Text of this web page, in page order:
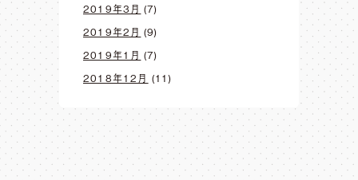
2019年3月 (7)
2019年2月 (9)
2019年1月 (7)
2018年12月 (11)